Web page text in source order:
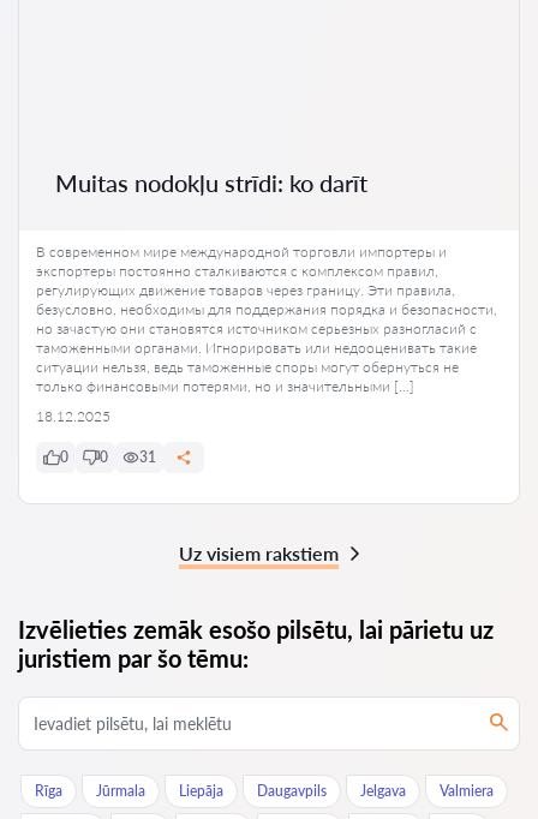
Muitas nodokļu strīdi: ko darīt
В современном мире международной торговли импортеры и
экспортеры постоянно сталкиваются с комплексом правил,
регулирующих движение товаров через границу. Эти правила,
безусловно, необходимы для поддержания порядка и безопасности,
но зачастую они становятся источником серьезных разногласий с
таможенными органами. Игнорировать или недооценивать такие
ситуации нельзя, ведь таможенные споры могут обернуться не
только финансовыми потерями, но и значительными […]
18.12.2025
0 0 31
Uz visiem rakstiem
Izvēlieties zemāk esošo pilsētu, lai pārietu uz
juristiem par šo tēmu:
Rīga Jūrmala Liepāja Daugavpils Jelgava Valmiera